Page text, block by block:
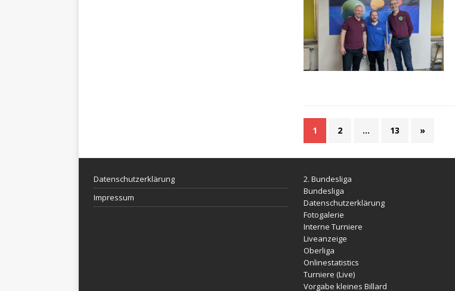
1 2 … 13 »
Datenschutzerklärung
Impressum
2. Bundesliga
Bundesliga
Datenschutzerklärung
Fotogalerie
Interne Turniere
Liveanzeige
Oberliga
Onlinestatistics
Turniere (Live)
Vorgabe kleines Billard